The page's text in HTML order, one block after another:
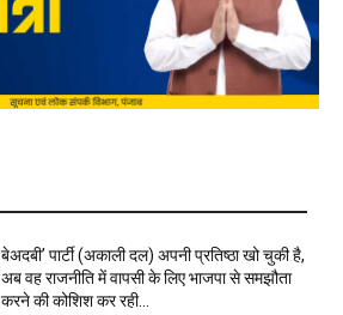
बेअदबी’ पार्टी (अकाली दल) अपनी प्रतिष्ठा खो चुकी है,
अब वह राजनीति में वापसी के लिए भाजपा से समझौता
करने की कोशिश कर रही...